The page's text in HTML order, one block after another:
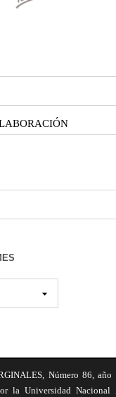
Número 86,
la Universidad Nacional